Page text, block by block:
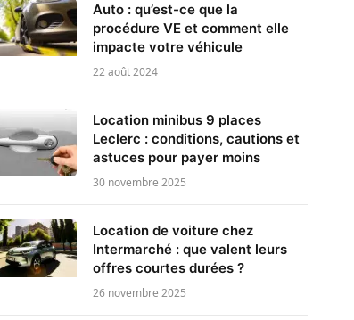
Auto : qu’est-ce que la
procédure VE et comment elle
impacte votre véhicule
22 août 2024
Location minibus 9 places
Leclerc : conditions, cautions et
astuces pour payer moins
30 novembre 2025
Location de voiture chez
Intermarché : que valent leurs
offres courtes durées ?
26 novembre 2025